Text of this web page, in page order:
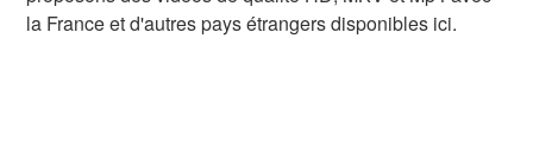
la France et d'autres pays étrangers disponibles ici.